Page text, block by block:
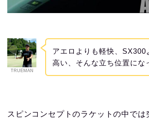
TRUEMAN
アエロよりも軽快、SX300
高い、そんな立ち位置にな
スピンコンセプトのラケットの中では